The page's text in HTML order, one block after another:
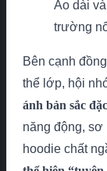
Áo dài
trường
Bên cạnh
thể lớp, hội
ánh bản sắc
năng động, sơ
hoodie chất